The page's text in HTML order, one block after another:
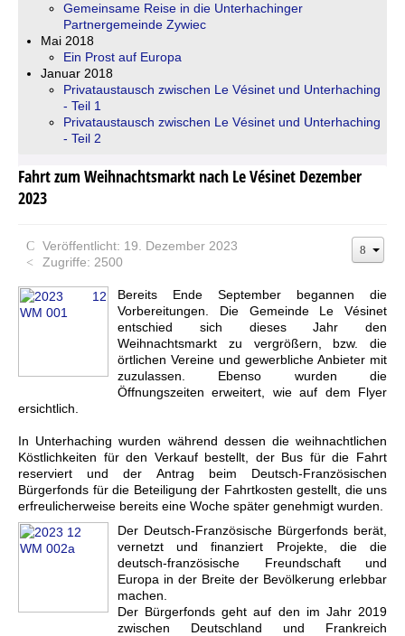
Gemeinsame Reise in die Unterhachinger
Partnergemeinde Zywiec
Mai 2018
Ein Prost auf Europa
Januar 2018
Privataustausch zwischen Le Vésinet und Unterhaching
- Teil 1
Privataustausch zwischen Le Vésinet und Unterhaching
- Teil 2
Fahrt zum Weihnachtsmarkt nach Le Vésinet Dezember
2023
Veröffentlicht: 19. Dezember 2023
Zugriffe: 2500
Bereits Ende September begannen die
Vorbereitungen. Die Gemeinde Le Vésinet
entschied sich dieses Jahr den
Weihnachtsmarkt zu vergrößern, bzw. die
örtlichen Vereine und gewerbliche Anbieter mit
zuzulassen. Ebenso wurden die
Öffnungszeiten erweitert, wie auf dem Flyer
ersichtlich.
In Unterhaching wurden während dessen die weihnachtlichen
Köstlichkeiten für den Verkauf bestellt, der Bus für die Fahrt
reserviert und der Antrag beim Deutsch-Französischen
Bürgerfonds für die Beteiligung der Fahrtkosten gestellt, die uns
erfreulicherweise bereits eine Woche später genehmigt wurden.
Der Deutsch-Französische Bürgerfonds berät,
vernetzt und finanziert Projekte, die die
deutsch-französische Freundschaft und
Europa in der Breite der Bevölkerung erlebbar
machen.
Der Bürgerfonds geht auf den im Jahr 2019
zwischen Deutschland und Frankreich